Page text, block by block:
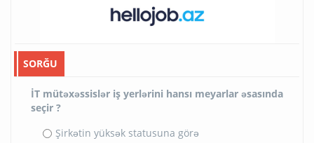
SORĞU
İT mütəxəssislər iş yerlərini hansı meyarlar əsasında
seçir ?
Şirkətin yüksək statusuna görə